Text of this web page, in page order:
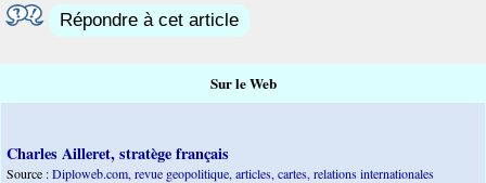
Répondre à cet article
Sur le Web
Charles Ailleret, stratège français
Source :Diploweb.com, revue geopolitique, articles, cartes, relations internationales